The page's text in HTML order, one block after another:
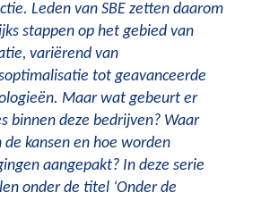
Leden van SBE zetten daarom
stappen op het gebied van
variërend van
tot geavanceerde
Maar wat gebeurt er
binnen deze bedrijven? Waar
de kansen en hoe worden
aangepakt? In deze serie
onder de titel ‘Onder de